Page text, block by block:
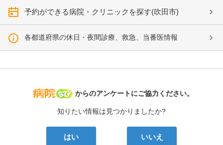
予約ができる病院・クリニックを探す(吹田市)
各都道府県の休日・夜間診療、救急、当番医情報
病院なび
からのアンケートにご協力ください。
知りたい情報は見つかりましたか?
はい いいえ